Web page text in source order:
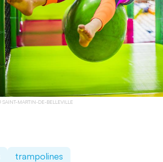
SAINT-MARTIN-DE-BELLEVILLE
trampolines